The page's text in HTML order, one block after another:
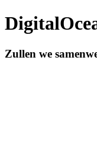
Zullen we